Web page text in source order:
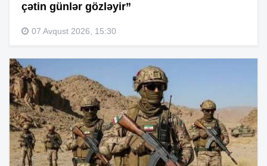
çətin günlər gözləyir”
07 Avqust 2026, 15:30